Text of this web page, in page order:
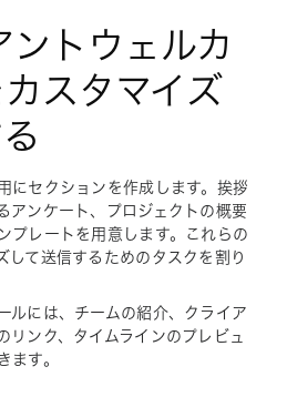
トウェルカ
スタマイズ
にセクションを作成します。挨拶
アンケート、プロジェクトの概要
プレートを用意します。これらの
して送信するためのタスクを割り
ルには、チームの紹介、クライア
リンク、タイムラインのプレビュ
ます。